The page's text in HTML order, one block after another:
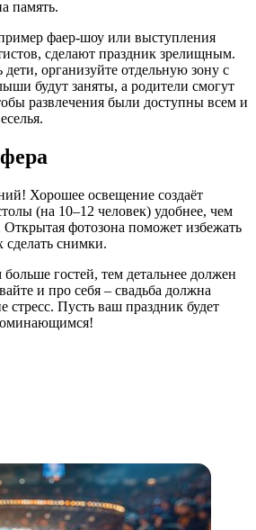
память.
фаер-шоу или выступления
сделают праздник зрелищным.
дети, организуйте отдельную зону с
будут заняты, а родители смогут
развлечения были доступны всем и
Хорошее освещение создаёт
(на 10–12 человек) удобнее, чем
фотозона поможет избежать
снимки.
больше гостей, тем детальнее должен
и про себя – свадьба должна
стресс. Пусть ваш праздник будет